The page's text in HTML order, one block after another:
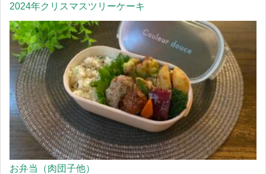
2024年クリスマスツリーケーキ
お弁当（肉団子他）